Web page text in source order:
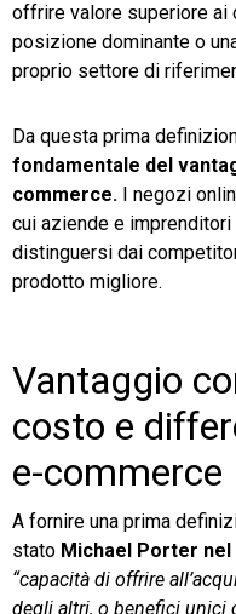
offrire valore superiore ai
posizione dominante o
proprio settore di
Da questa prima
fondamentale del
commerce. I negozi
cui aziende e
distinguersi dai
prodotto migliore.
Vantaggio
costo e
e-commerce
A fornire una prima
stato Michael Porter nel
“capacità di offrire
degli altri, o benefici